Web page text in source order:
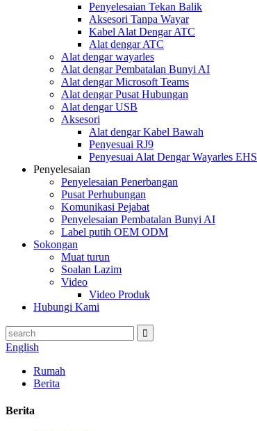
Penyelesaian Tekan Balik
Aksesori Tanpa Wayar
Kabel Alat Dengar ATC
Alat dengar ATC
Alat dengar wayarles
Alat dengar Pembatalan Bunyi AI
Alat dengar Microsoft Teams
Alat dengar Pusat Hubungan
Alat dengar USB
Aksesori
Alat dengar Kabel Bawah
Penyesuai RJ9
Penyesuai Alat Dengar Wayarles EHS
Penyelesaian
Penyelesaian Penerbangan
Pusat Perhubungan
Komunikasi Pejabat
Penyelesaian Pembatalan Bunyi AI
Label putih OEM ODM
Sokongan
Muat turun
Soalan Lazim
Video
Video Produk
Hubungi Kami
English
Rumah
Berita
Berita